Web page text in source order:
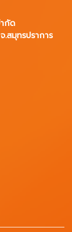
กัด
.สมุทรปราการ